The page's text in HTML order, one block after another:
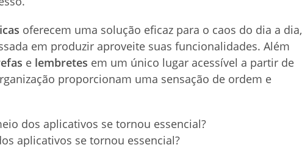
oferecem uma solução eficaz para o caos do dia a dia,
em produzir aproveite suas funcionalidades. Além
e lembretes em um único lugar acessível a partir de
proporcionam uma sensação de ordem e
aplicativos se tornou essencial?